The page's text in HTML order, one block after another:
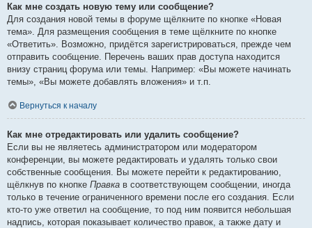
Как мне создать новую тему или сообщение?
Для создания новой темы в форуме щёлкните по кнопке «Новая
тема». Для размещения сообщения в теме щёлкните по кнопке
«Ответить». Возможно, придётся зарегистрироваться, прежде чем
отправить сообщение. Перечень ваших прав доступа находится
внизу страниц форума или темы. Например: «Вы можете начинать
темы», «Вы можете добавлять вложения» и т.п.
Вернуться к началу
Как мне отредактировать или удалить сообщение?
Если вы не являетесь администратором или модератором
конференции, вы можете редактировать и удалять только свои
собственные сообщения. Вы можете перейти к редактированию,
щёлкнув по кнопке Правка в соответствующем сообщении, иногда
только в течение ограниченного времени после его создания. Если
кто-то уже ответил на сообщение, то под ним появится небольшая
надпись, которая показывает количество правок, а также дату и